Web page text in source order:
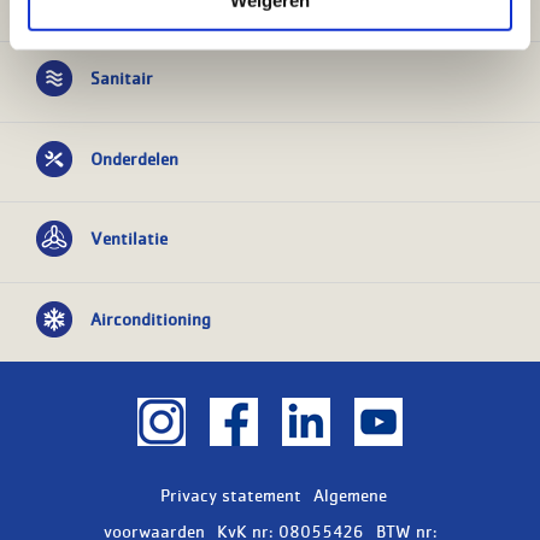
Sanitair
Onderdelen
Ventilatie
Airconditioning
Privacy statement
Algemene
voorwaarden
KvK nr: 08055426 BTW nr: